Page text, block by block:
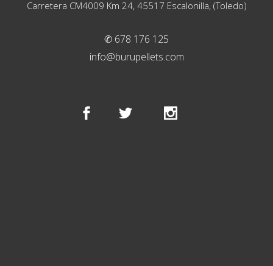
Carretera CM4009 Km 24, 45517 Escalonilla, (Toledo)
✆ 678 176 125
info@burupellets.com